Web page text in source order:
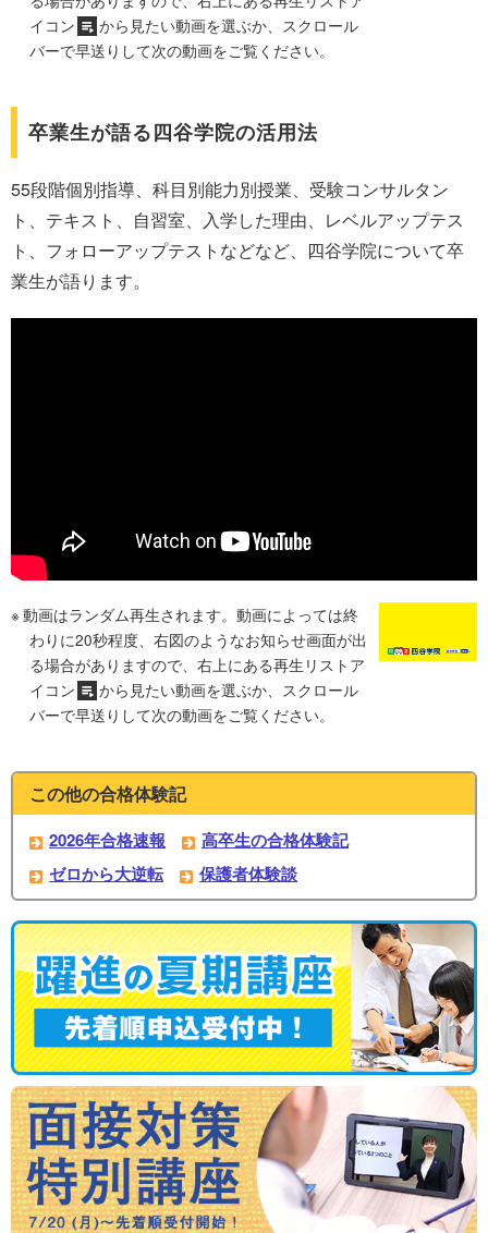
イコン
から見たい動画を選ぶか、スクロール
バーで早送りして次の動画をご覧ください。
卒業生が語る四谷学院の活用法
55段階個別指導、科目別能力別授業、受験コンサルタン
ト、テキスト、自習室、入学した理由、レベルアップテス
ト、フォローアップテストなどなど、四谷学院について卒
業生が語ります。
動画はランダム再生されます。動画によっては終
わりに20秒程度、右図のようなお知らせ画面が出
る場合がありますので、右上にある再生リストア
イコン
から見たい動画を選ぶか、スクロール
バーで早送りして次の動画をご覧ください。
この他の合格体験記
2026年合格速報
高卒生の合格体験記
ゼロから大逆転
保護者体験談